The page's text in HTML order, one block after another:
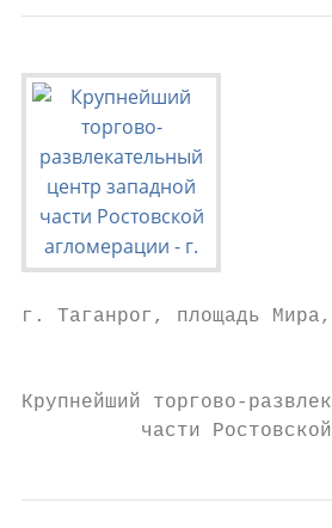
г. Таганрог, площадь
Крупнейший торгово-
части